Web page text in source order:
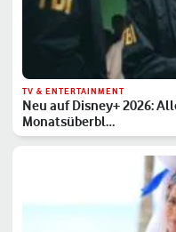
TV & ENTERTAINMENT
Neu auf Disney+ 2026:
Monatsüberbl…